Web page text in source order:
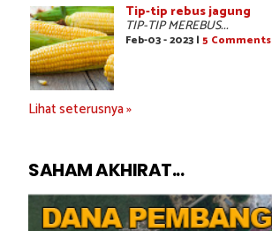
Tip-tip rebus jagung
TIP-TIP MEREBUS...
Feb-03 - 2023 | 5 Comments
Lihat seterusnya »
SAHAM AKHIRAT...